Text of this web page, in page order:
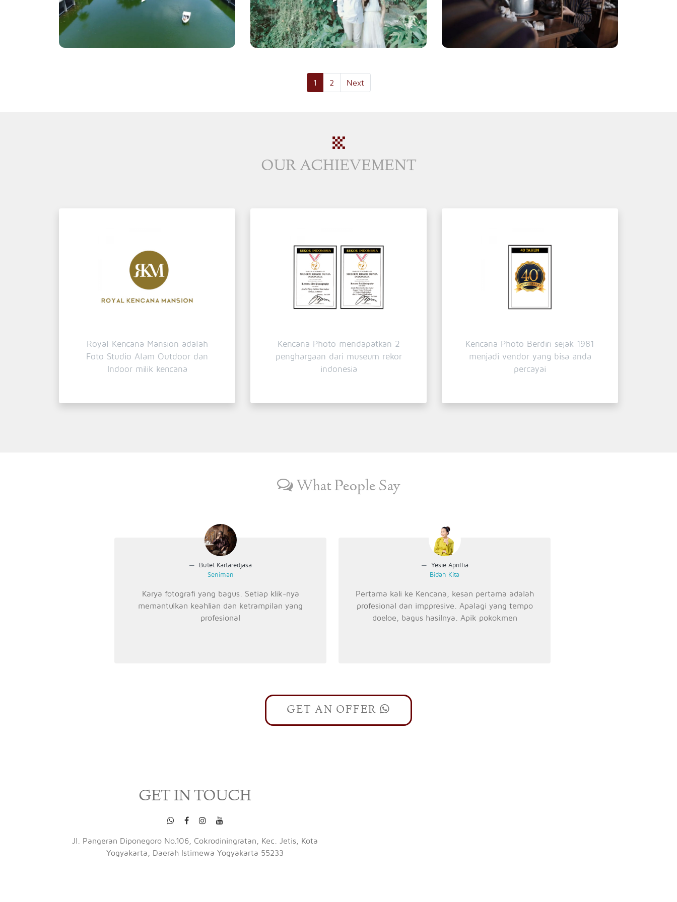
1 (current)
2 Next
OUR ACHIEVEMENT
Royal Kencana Mansion adalah
Foto Studio Alam Outdoor dan
Indoor milik kencana
Kencana Photo mendapatkan 2
penghargaan dari museum rekor
indonesia
Kencana Photo Berdiri sejak 1981
menjadi vendor yang bisa anda
percayai
What People Say
Butet Kartaredjasa
Seniman
Karya fotografi yang bagus. Setiap klik-nya
memantulkan keahlian dan ketrampilan yang
profesional
Yesie Aprillia
Bidan Kita
Pertama kali ke Kencana, kesan pertama adalah
profesional dan imppresive. Apalagi yang tempo
doeloe, bagus hasilnya. Apik pokokmen
GET AN OFFER
GET IN TOUCH
Jl. Pangeran Diponegoro No.106, Cokrodiningratan, Kec. Jetis, Kota
Yogyakarta, Daerah Istimewa Yogyakarta 55233